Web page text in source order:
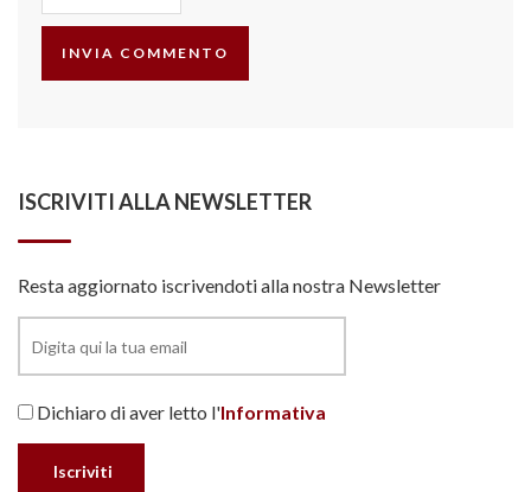
ISCRIVITI ALLA NEWSLETTER
Resta aggiornato iscrivendoti alla nostra Newsletter
Dichiaro di aver letto l'Informativa